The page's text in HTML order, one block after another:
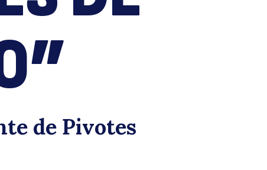
de Pivotes